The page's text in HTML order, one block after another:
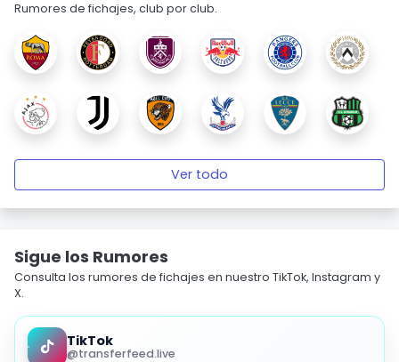
Rumores de fichajes, club por club.
Ver todo
Sigue los Rumores
Consulta los rumores de fichajes en nuestro TikTok, Instagram y
X.
TikTok
@transferfeed.live